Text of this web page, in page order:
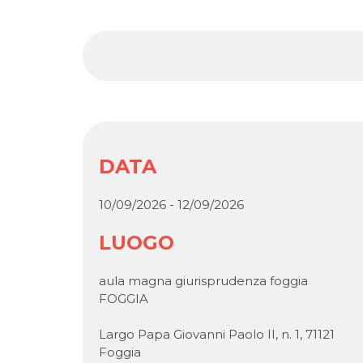
DATA
10/09/2026 - 12/09/2026
LUOGO
aula magna giurisprudenza foggia
FOGGIA
Largo Papa Giovanni Paolo II, n. 1, 71121
Foggia